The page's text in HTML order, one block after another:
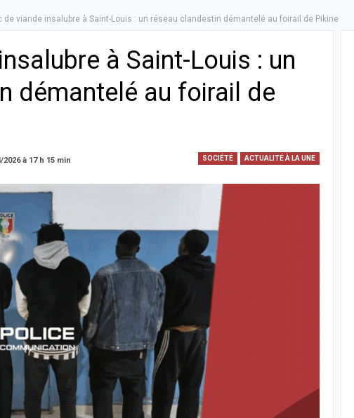
de viande insalubre à Saint-Louis : un réseau clandestin démantelé au foirail de Pikine
à Saint-Louis : un
démantelé au foirail de
SOCIÉTÉ ACTUALITÉ À LA UNE
2026 à 17 h 15 min